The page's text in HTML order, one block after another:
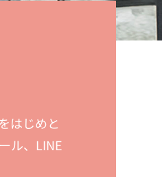
はじめと
ル、LINE